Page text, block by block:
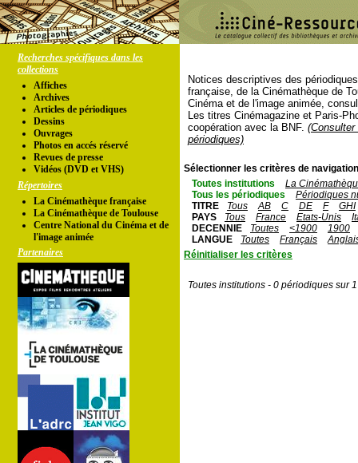
Recherches spécifiques dans les
collections
Affiches
Archives
Articles de périodiques
Dessins
Ouvrages
Photos en accés réservé
Revues de presse
Vidéos (DVD et VHS)
Répertoires
La Cinémathèque française
La Cinémathèque de Toulouse
Centre National du Cinéma et de
l'image animée
Partenaires
Notices descriptives des
française, de la Cinémathèque de
Cinéma et de l'image animée,
Les titres Cinémagazine et Paris-
coopération avec la BNF.
périodiques)
Sélectionner les critères de
Toutes institutions
La
Tous les périodiques
Périodiques
TITRE
Tous AB C DE F
GHI
PAYS
Tous France Etats-Unis
DECENNIE
Toutes <1900
1900
LANGUE
Toutes Français
Réinitialiser les critères
Toutes institutions - 0 périodiques sur